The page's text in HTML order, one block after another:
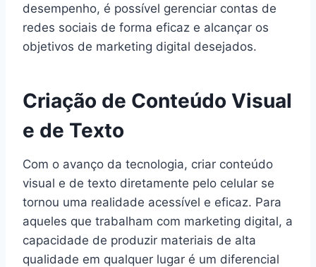
desempenho, é possível gerenciar contas de
redes sociais de forma eficaz e alcançar os
objetivos de marketing digital desejados.
Criação de Conteúdo Visual
e de Texto
Com o avanço da tecnologia, criar conteúdo
visual e de texto diretamente pelo celular se
tornou uma realidade acessível e eficaz. Para
aqueles que trabalham com marketing digital, a
capacidade de produzir materiais de alta
qualidade em qualquer lugar é um diferencial